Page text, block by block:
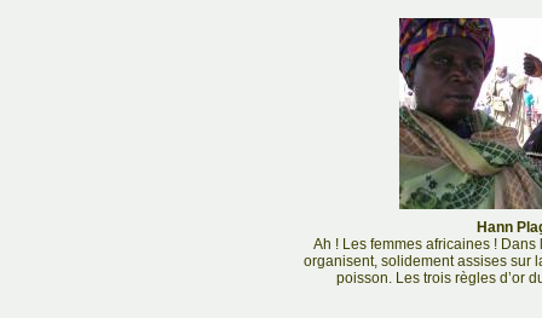
Hann
Ah ! Les femmes africaines !
organisent, solidement assises sur
poisson. Les trois règles d’or